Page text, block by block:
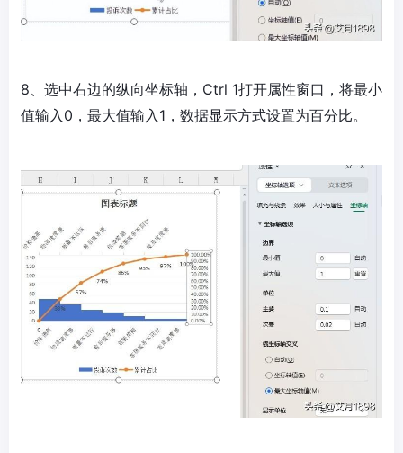
8、选中右边的纵向坐标轴，Ctrl 1打开属性窗口，将最小
值输入0，最大值输入1，数据显示方式设置为百分比。